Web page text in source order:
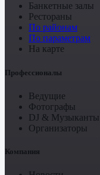
Банкетные залы
Рестораны
По районам
По параметрам
На карте
Профессионалы
Ведущие
Фотографы
DJ & Музыканты
Организаторы
Компания